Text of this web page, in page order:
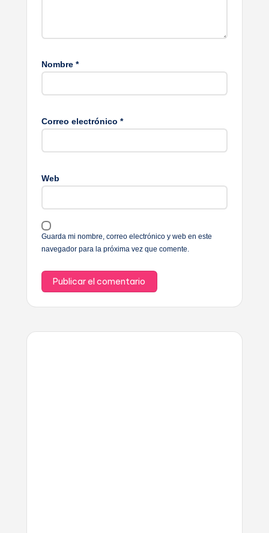
Nombre *
Correo electrónico *
Web
Guarda mi nombre, correo electrónico y web en este
navegador para la próxima vez que comente.